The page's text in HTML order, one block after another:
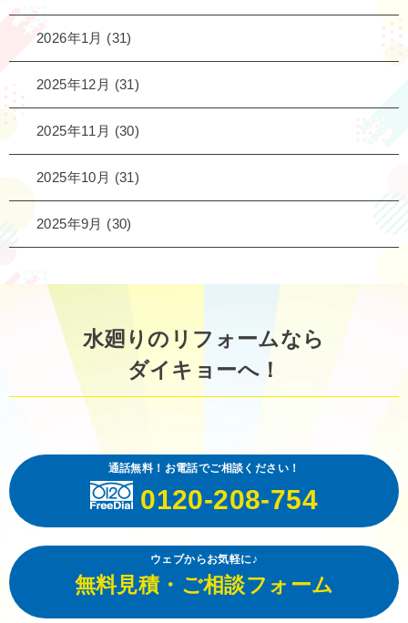
2026年1月 (31)
2025年12月 (31)
2025年11月 (30)
2025年10月 (31)
2025年9月 (30)
水廻りのリフォームなら
ダイキョーへ！
通話無料！お電話でご相談ください！
0120-208-754
ウェブからお気軽に♪
無料見積・ご相談フォーム